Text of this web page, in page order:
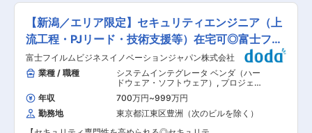
フラ基盤の各種技術支援サービスを提供していま
す。 変更の範囲：会社の定める業務
当フェーズ＞基本設計〜運用保守 ＜言語＞
Java、Python ・オンラインチケット販売基幹シ
ステムの開発 ＜担当フェーズ＞要件定義〜テスト
＜言語＞Java ・電力会社向けシステム開発 ＜担
当フェーズ＞基本設計〜テスト ＜言語＞Java・
C#・,C言語 様々なエンジニアが様々な分野で活
対応できる「リモート案件」も多数ご用意。 ■同
社魅力： 「残業少なめで働きたい」「〇〇エリア
までしか行きたくない」「せっかく業務でC#に
かかわったので次もC＃の案件がいい」「逆に、
RPA・BIツールを用いたDX化支援業務をご担当い
ただきます。 ■業務詳細： ・ノーコード／ロー
コードシステムの開発・運用 ・データ基盤の整備
／可視化（ダッシュボードの作成、レポート作成
など） ・開発未経験の方のツール作成・活用サポ
ート ■配属先： 半導体業界の大手企業から、き
め細やかなサービス対応で高評価を得ておりま
す。顧客先には原則チームで常駐していますの
で、安心して業務を進めることができます。 ■キ
ャリア形成の支援、働き方、福利厚生： ・資格取
得時に最大30万円の一時金支給あり／資格受験料
は1つの資格に対し最大4回まで会社が全額負担
【新潟／エリア限定】セキュリティエンジニア（上
流工程・PJリード・技術支援等）在宅可◎富士フイ
ルムG
富士フイルムビジネスイノベーションジャパン株式会社
業種 / 職種
システムインテグレータ ベンダ（ハー
ドウェア・ソフトウェア） , プロジェク
トマネージャー（インフラ） セキュリ
ティコンサルタント・アナリスト
年収 700万円~999万円
勤務地
東京都江東区豊洲（次のビルを除く）